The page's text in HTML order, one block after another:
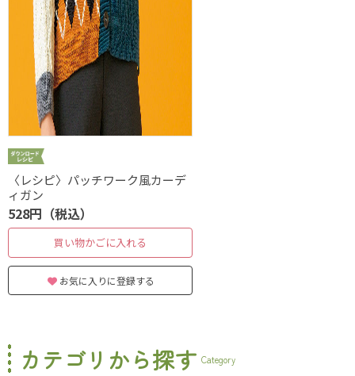
〈レシピ〉パッチワーク風カーデ
ィガン
528円（税込）
買い物かごに入れる
お気に入りに登録する
カテゴリから探す Category